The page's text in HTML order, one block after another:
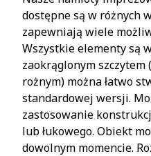
dostępne są w różnych
zapewniają wiele
Wszystkie elementy są
zaokrąglonym
rożnym) można łatwo
standardowej wersji.
zastosowanie
lub łukowego. Obiekt
dowolnym momencie.